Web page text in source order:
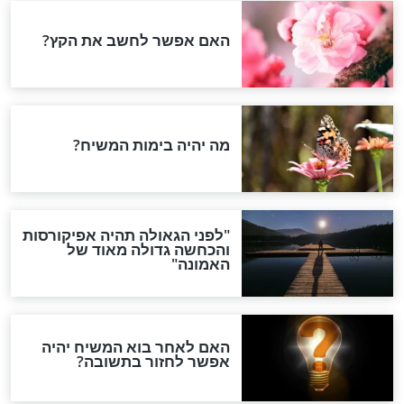
נהרגו בדרום לבנון
ההסכם החשאי של טראמפ
ואיראן: בלי שקיפות ועם הרבה
סימני שאלה
המסמך האבוד שנחשף
במרתפי מוסקבה: כתב היד
הנדיר של הרשב"ם התגלה
שורדת השואה שחוגגת 100: